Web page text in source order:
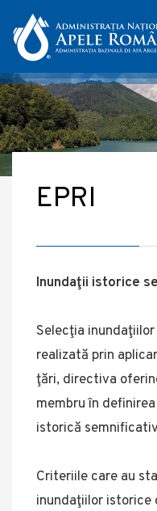
EPRI
Inundaţii istorice
Selecţia
realizată prin
ţări, directiva
membru în
istorică
Criteriile care au
inundaţiilor istorice